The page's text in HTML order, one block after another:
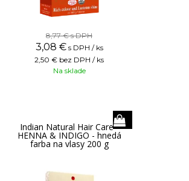
8,77 €s DPH
3,08 € s DPH / ks
2,50 € bez DPH / ks
Na sklade
Indian Natural Hair Care -
HENNA & INDIGO - hnedá
farba na vlasy 200 g